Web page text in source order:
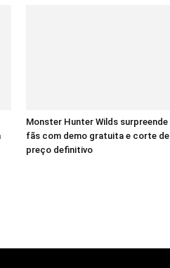
Monster Hunter Wilds surpreende
fãs com demo gratuita e corte de
preço definitivo